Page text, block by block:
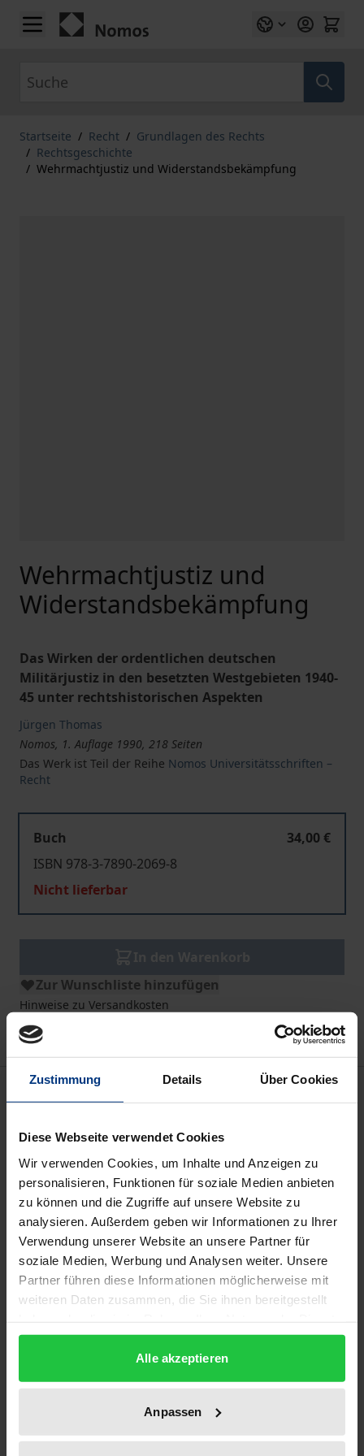
Zustimmung Details Über Cookies
Diese Webseite verwendet Cookies
Wir verwenden Cookies, um Inhalte und Anzeigen zu
personalisieren, Funktionen für soziale Medien anbieten
zu können und die Zugriffe auf unsere Website zu
analysieren. Außerdem geben wir Informationen zu Ihrer
Verwendung unserer Website an unsere Partner für
soziale Medien, Werbung und Analysen weiter. Unsere
Partner führen diese Informationen möglicherweise mit
weiteren Daten zusammen, die Sie ihnen bereitgestellt
gesammelt haben.
Alle akzeptieren
Anpassen
Zum Inhalt springen
Startseite / Recht / Grundlagen des Rechts
/ Rechtsgeschichte
/ Wehrmachtjustiz und Widerstandsbekämpfung
Wehrmachtjustiz und
Widerstandsbekämpfung
Das Wirken der ordentlichen deutschen
Militärjustiz in den besetzten Westgebieten 1940-
45 unter rechtshistorischen Aspekten
Jürgen Thomas
Nomos, 1. Auflage 1990, 218 Seiten
Das Werk ist Teil der Reihe Nomos Universitätsschriften –
Recht
Buch
34,00 €
ISBN 978-3-7890-2069-8
Nicht lieferbar
Zur Wunschliste hinzufügen
Hinweise zu Versandkosten
Bibliografische Angaben
Auflage
1
ISBN
978-3-7890-2069-8
Untertitel
Das Wirken der ordentlichen deutschen
Militärjustiz in den besetzten Westgebieten 1940-
Erscheinungsdatum
23.08.1990
1990